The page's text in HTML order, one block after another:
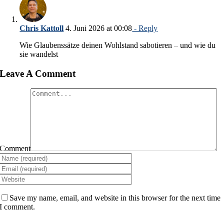
Chris Kattoll 4. Juni 2026 at 00:08 - Reply
Wie Glaubenssätze deinen Wohlstand sabotieren – und wie du
sie wandelst
Leave A Comment
Comment
Save my name, email, and website in this browser for the next time
I comment.